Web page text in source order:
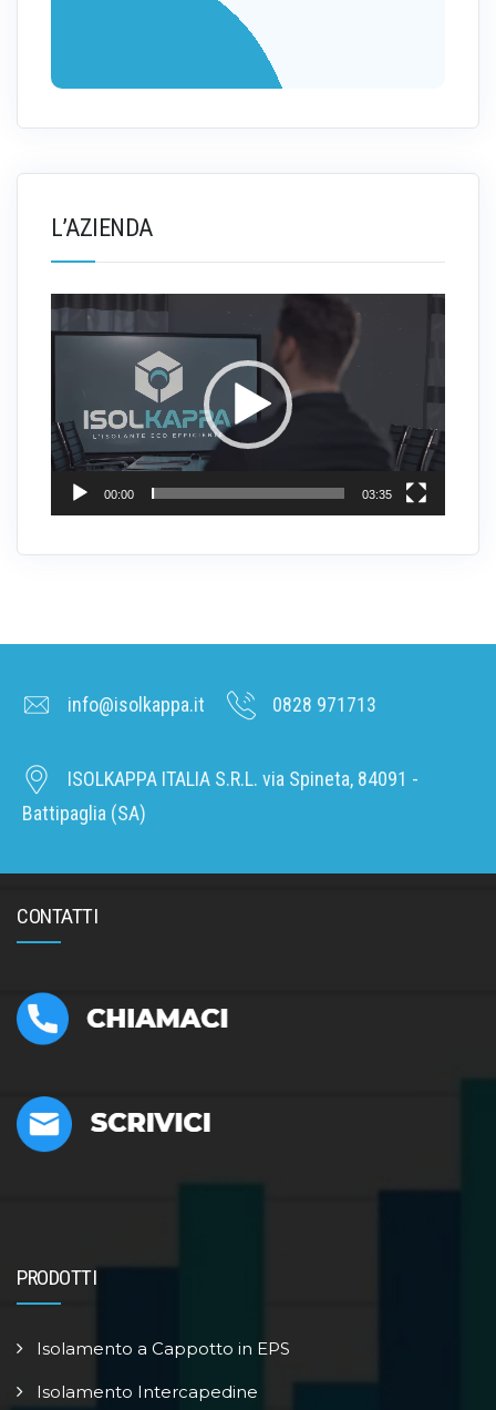
L’AZIENDA
Video
Player
00:00 03:35
info@isolkappa.it 0828 971713
ISOLKAPPA ITALIA S.R.L. via Spineta, 84091 -
Battipaglia (SA)
CONTATTI
PRODOTTI
Isolamento a Cappotto in EPS
Isolamento Intercapedine